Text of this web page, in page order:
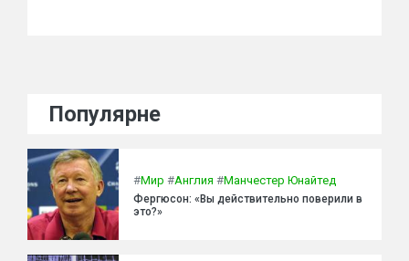
Популярне
#Мир #Англия #Манчестер Юнайтед
Фергюсон: «Вы действительно поверили в
это?»